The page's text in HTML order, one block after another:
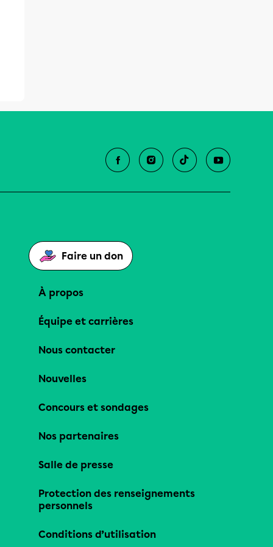
Faire un don
À propos
Équipe et carrières
Nous contacter
Nouvelles
Concours et sondages
Nos partenaires
Salle de presse
Protection des renseignements
personnels
Conditions d’utilisation